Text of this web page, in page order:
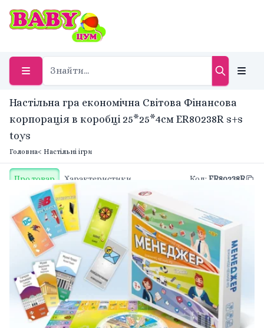
Настільна гра економічна Світова Фінансова
корпорація в коробці 25*25*4см ER80238R s+s
toys
Головна< Настільні ігри
Про товар Характеристики Код: ER80238R